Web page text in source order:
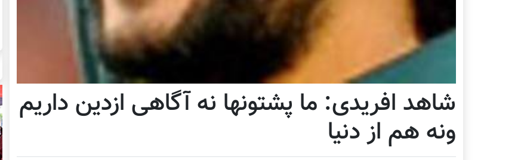
شاهد افریدی: ما پشتونها نه آگاهی ازدین داریم
ونه هم از دنیا